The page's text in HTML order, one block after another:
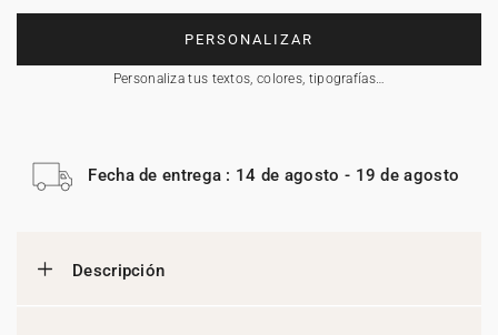
PERSONALIZAR
Personaliza tus textos, colores, tipografías…
Fecha de entrega : 14 de agosto - 19 de agosto
Descripción